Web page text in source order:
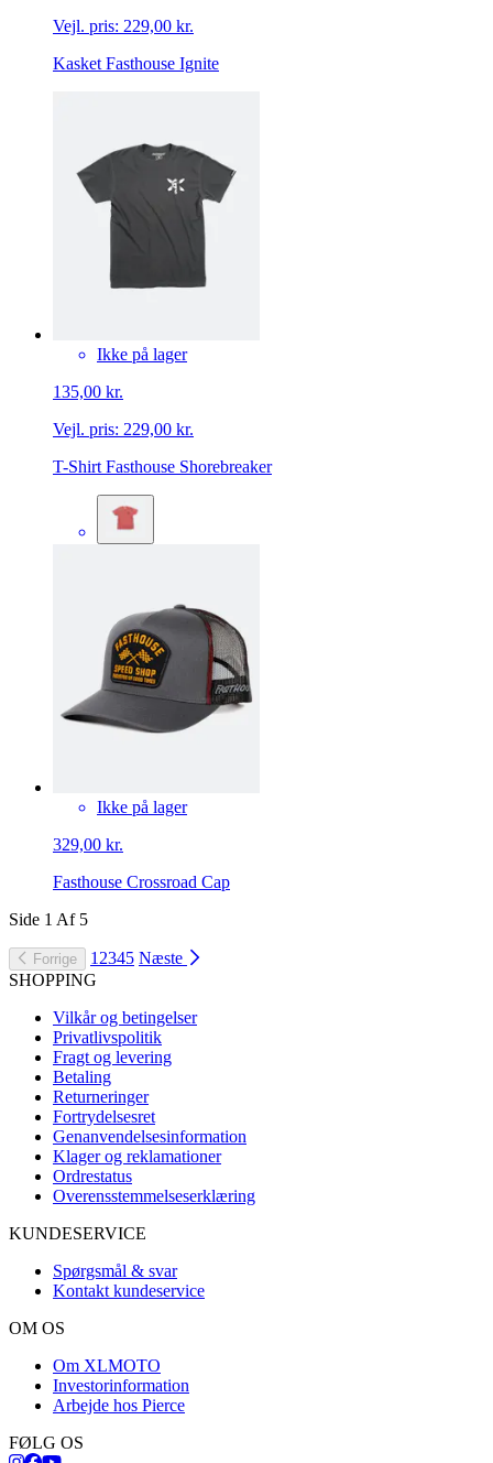
Vejl. pris: 229,00 kr.
Kasket Fasthouse Ignite
Ikke på lager
135,00 kr.
Vejl. pris: 229,00 kr.
T-Shirt Fasthouse Shorebreaker
Ikke på lager
329,00 kr.
Fasthouse Crossroad Cap
Side 1 Af 5
Forrige 1 2345 Næste
SHOPPING
Vilkår og betingelser
Privatlivspolitik
Fragt og levering
Betaling
Returneringer
Fortrydelsesret
Genanvendelsesinformation
Klager og reklamationer
Ordrestatus
Overensstemmelseserklæring
KUNDESERVICE
Spørgsmål & svar
Kontakt kundeservice
OM OS
Om XLMOTO
Investorinformation
Arbejde hos Pierce
FØLG OS